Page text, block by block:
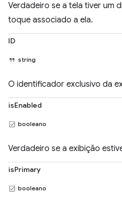
Verdadeiro se a tela tiver um
toque associado a ela.
ID
string
O identificador exclusivo da
isEnabled
booleano
Verdadeiro se a exibição
isPrimary
booleano